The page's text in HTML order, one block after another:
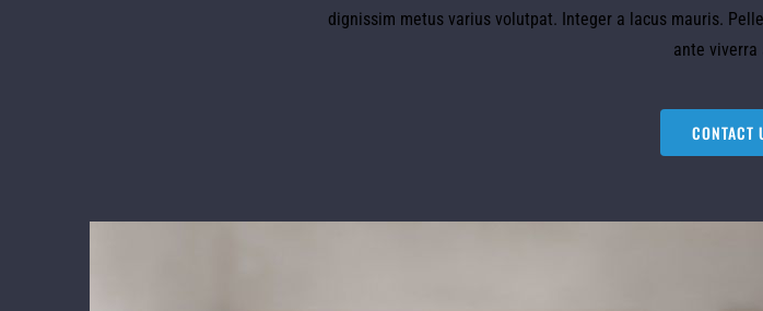
dignissim metus varius volutpat. Integer a lacus mauris.
ante viverra
CONTACT